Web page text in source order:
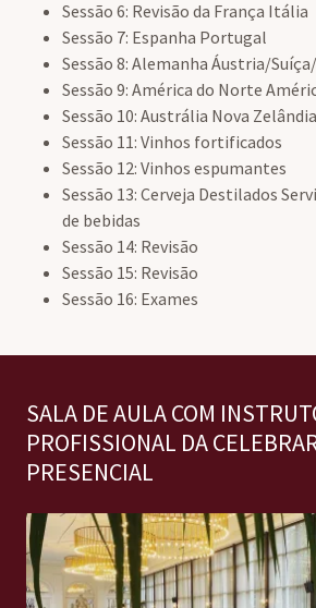
Sessão 6: Revisão da França Itália
Sessão 7: Espanha Portugal
Sessão 8: Alemanha Áustria/
Sessão 9: América do Norte
Sessão 10: Austrália Nova
Sessão 11: Vinhos fortificados
Sessão 12: Vinhos espumantes
Sessão 13: Cerveja Destilados
de bebidas
Sessão 14: Revisão
Sessão 15: Revisão
Sessão 16: Exames
SALA DE AULA COM
PROFISSIONAL DA
PRESENCIAL